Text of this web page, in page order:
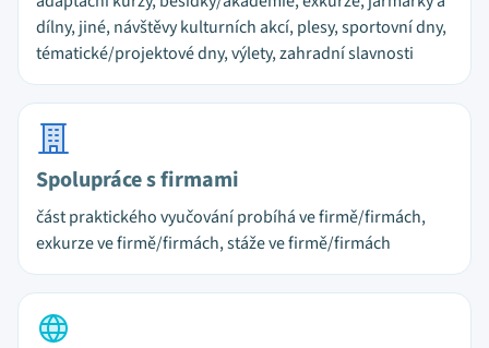
dílny, jiné, návštěvy kulturních akcí, plesy, sportovní dny,
tématické/projektové dny, výlety, zahradní slavnosti
Spolupráce s firmami
část praktického vyučování probíhá ve firmě/firmách,
exkurze ve firmě/firmách, stáže ve firmě/firmách